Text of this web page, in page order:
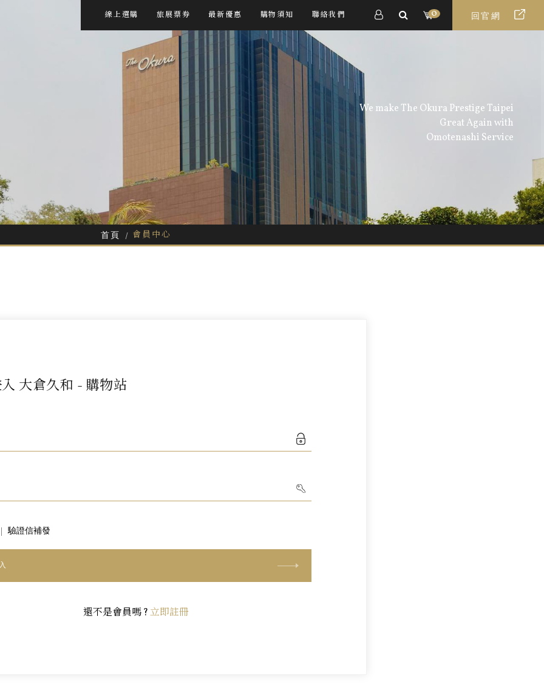
線上選購 旅展票券 最新優惠 購物須知 聯絡我們 0 回官網
We make The Okura Prestige Taipei
Great Again with
Omotenashi Service
首頁 會員中心
大倉久和 - 購物站
驗證信補發
還不是會員嗎 ?立即註冊